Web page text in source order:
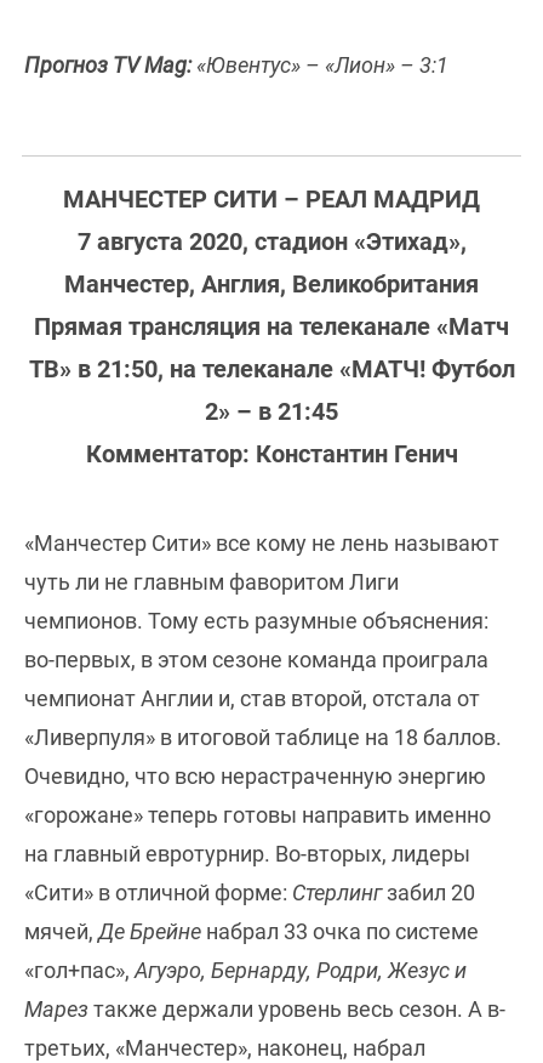
Прогноз TV Mag:«Ювентус» – «Лион» – 3:1
МАНЧЕСТЕР СИТИ – РЕАЛ МАДРИД
7 августа 2020, стадион «Этихад»,
Манчестер, Англия, Великобритания
Прямая трансляция на телеканале «Матч
ТВ» в 21:50, на телеканале «МАТЧ! Футбол
2» – в 21:45
Комментатор: Константин Генич
«Манчестер Сити» все кому не лень называют
чуть ли не главным фаворитом Лиги
чемпионов. Тому есть разумные объяснения:
во-первых, в этом сезоне команда проиграла
чемпионат Англии и, став второй, отстала от
«Ливерпуля» в итоговой таблице на 18 баллов.
Очевидно, что всю нерастраченную энергию
«горожане» теперь готовы направить именно
на главный евротурнир. Во-вторых, лидеры
«Сити» в отличной форме: Стерлингзабил 20
мячей,Де Брейне набрал 33 очка по системе
«гол+пас»,Агуэро, Бернарду, Родри, Жезус и
Марез также держали уровень весь сезон. А в-
третьих, «Манчестер», наконец, набрал